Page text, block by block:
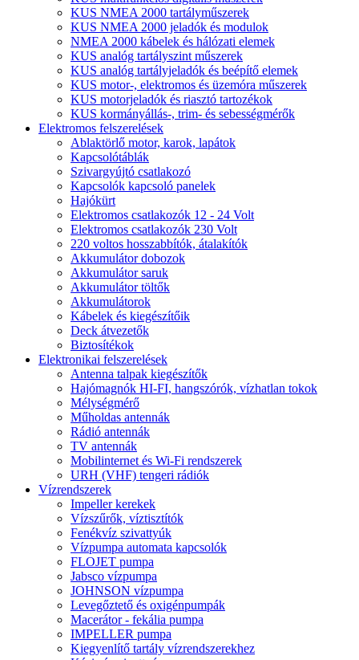
KUS NMEA 2000 tartályműszerek
KUS NMEA 2000 jeladók és modulok
NMEA 2000 kábelek és hálózati elemek
KUS analóg tartályszint műszerek
KUS analóg tartályjeladók és beépítő elemek
KUS motor-, elektromos és üzemóra műszerek
KUS motorjeladók és riasztó tartozékok
KUS kormányállás-, trim- és sebességmérők
Elektromos felszerelések
Ablaktörlő motor, karok, lapátok
Kapcsolótáblák
Szivargyújtó csatlakozó
Kapcsolók kapcsoló panelek
Hajókürt
Elektromos csatlakozók 12 - 24 Volt
Elektromos csatlakozók 230 Volt
220 voltos hosszabbítók, átalakítók
Akkumulátor dobozok
Akkumulátor saruk
Akkumulátor töltők
Akkumulátorok
Kábelek és kiegészítőik
Deck átvezetők
Biztosítékok
Elektronikai felszerelések
Antenna talpak kiegészítők
Hajómagnók HI-FI, hangszórók, vízhatlan tokok
Mélységmérő
Műholdas antennák
Rádió antennák
TV antennák
Mobilinternet és Wi-Fi rendszerek
URH (VHF) tengeri rádiók
Vízrendszerek
Impeller kerekek
Vízszűrők, víztisztítók
Fenékvíz szivattyúk
Vízpumpa automata kapcsolók
FLOJET pumpa
Jabsco vízpumpa
JOHNSON vízpumpa
Levegőztető és oxigénpumpák
Macerátor - fekália pumpa
IMPELLER pumpa
Kiegyenlítő tartály vízrendszerekhez